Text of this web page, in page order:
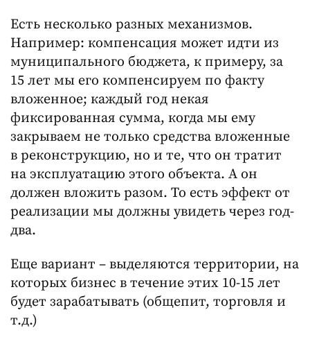
Есть несколько разных механизмов.
Например: компенсация может идти из
муниципального бюджета, к примеру, за
15 лет мы его компенсируем по факту
вложенное; каждый год некая
фиксированная сумма, когда мы ему
закрываем не только средства вложенные
в реконструкцию, но и те, что он тратит
на эксплуатацию этого объекта. А он
должен вложить разом. То есть эффект от
реализации мы должны увидеть через год-
два.
Еще вариант – выделяются территории, на
которых бизнес в течение этих 10-15 лет
будет зарабатывать (общепит, торговля и
т.д.)